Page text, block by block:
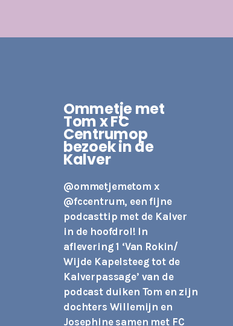
Ommetje met
Tom x FC
Centrumop
bezoek in de
Kalver
@ommetjemetom x
@fccentrum, een fijne
podcasttip met de Kalver
in de hoofdrol! In
aflevering 1 ‘Van Rokin/
Wijde Kapelsteeg tot de
Kalverpassage’ van de
podcast duiken Tom en zijn
dochters Willemijn en
Josephine samen met FC